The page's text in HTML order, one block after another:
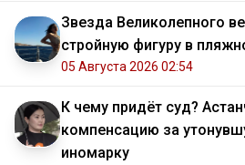
Звезда Великолепного
стройную фигуру в
05 Августа 2026 02:54
К чему придёт суд?
компенсацию за
иномарку